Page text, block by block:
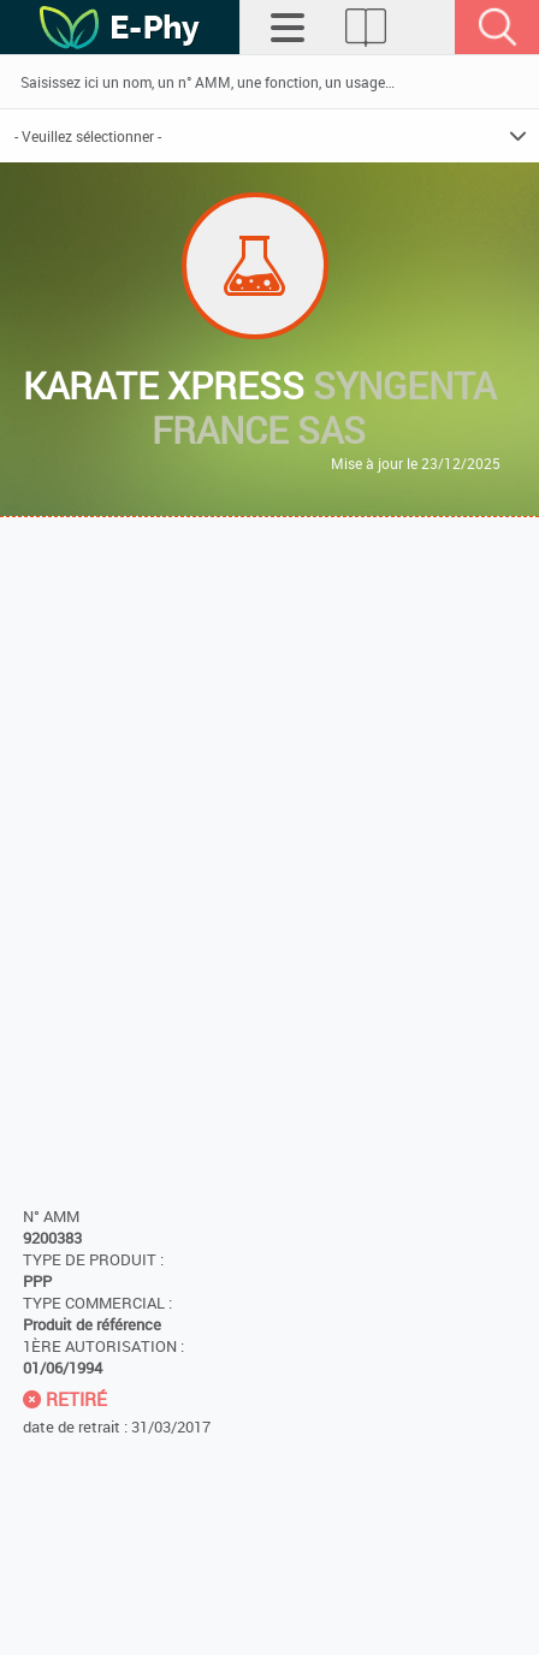
KARATE XPRESSSYNGENTA
FRANCE SAS
Mise à jour le 23/12/2025
N° AMM
9200383
TYPE DE PRODUIT :
PPP
TYPE COMMERCIAL :
Produit de référence
1ÈRE AUTORISATION :
01/06/1994
RETIRÉ
date de retrait : 31/03/2017